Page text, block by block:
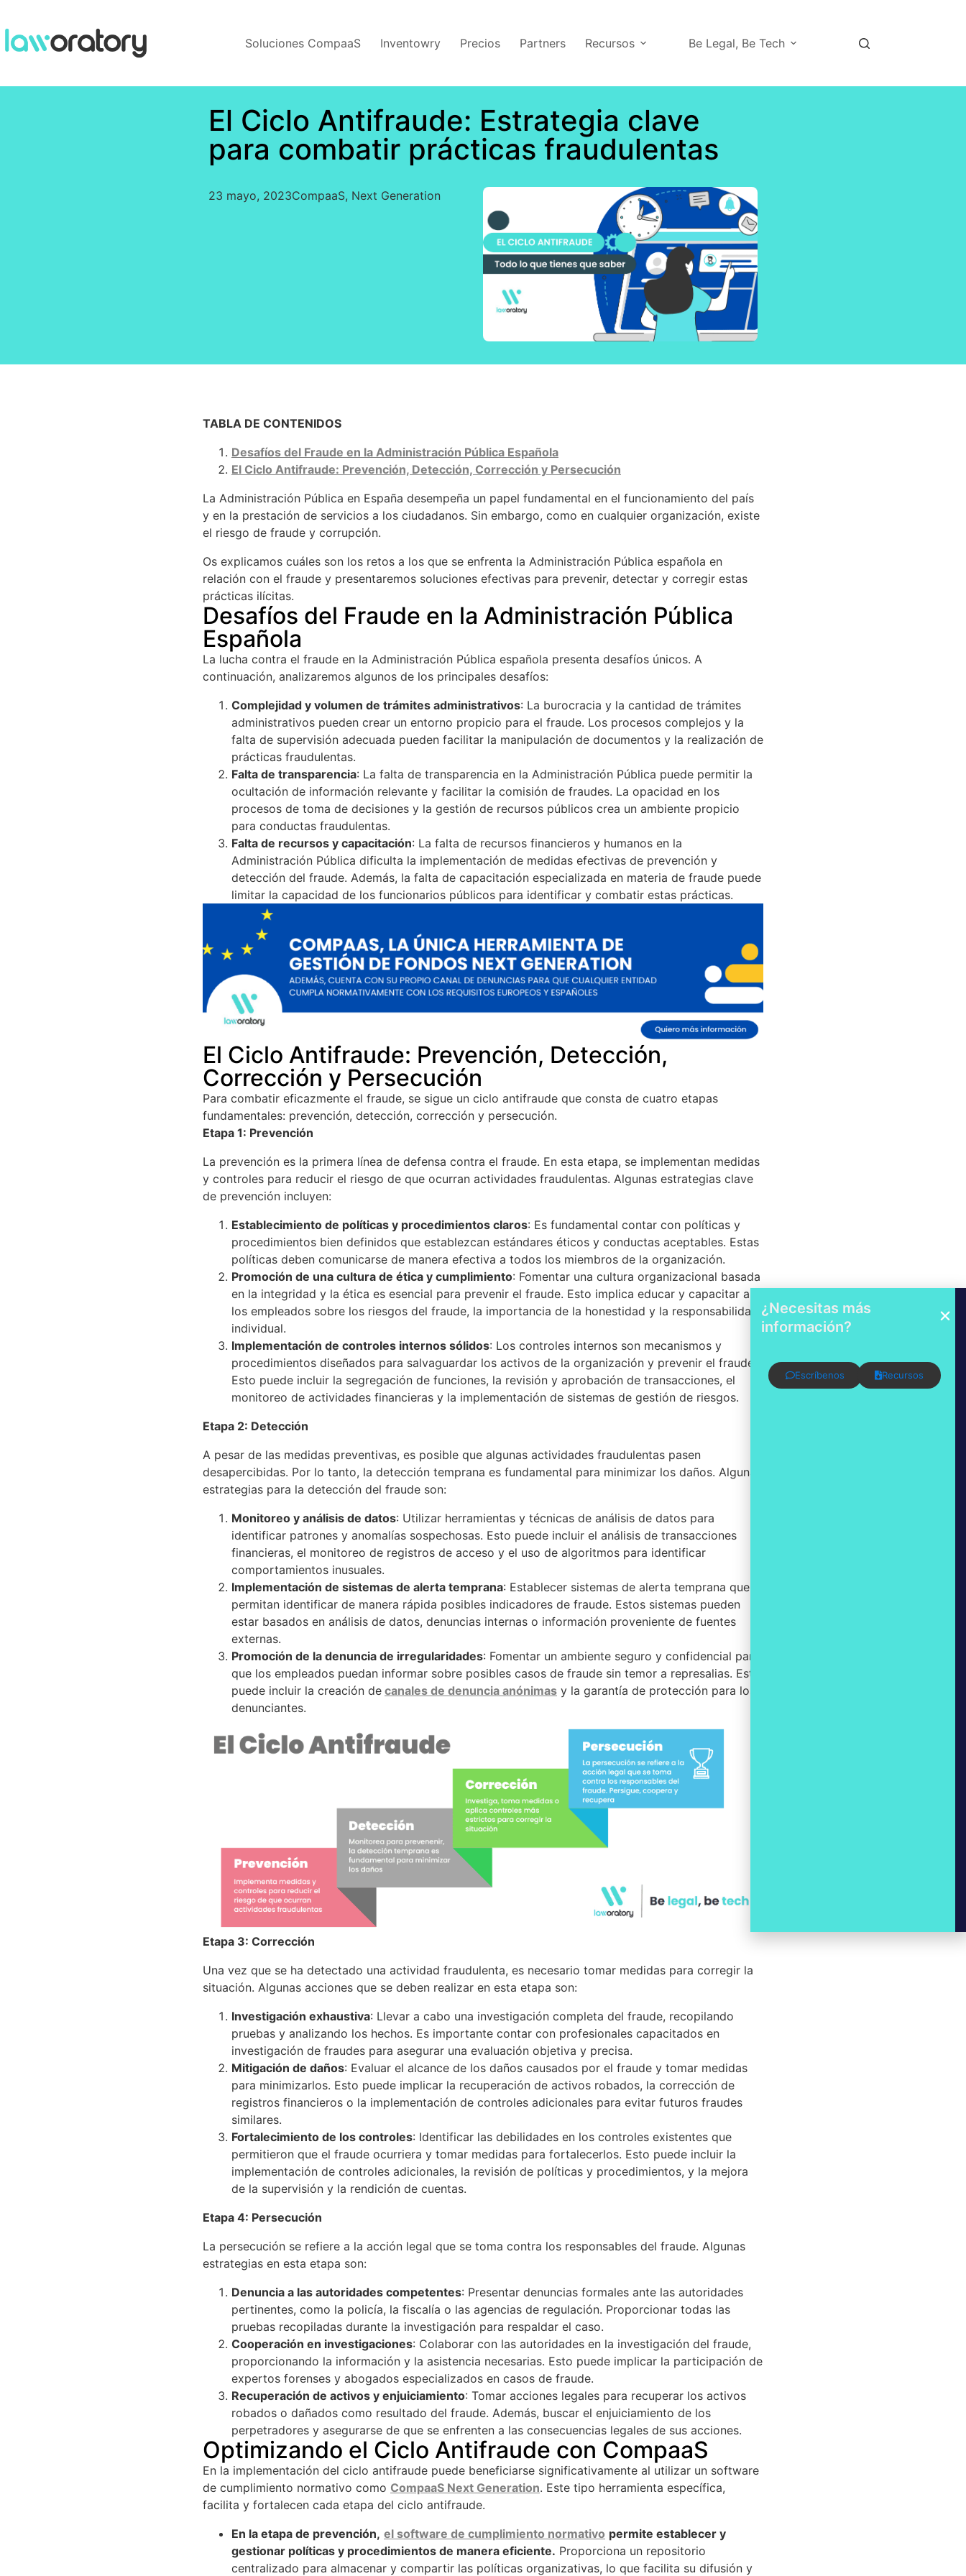
Soluciones CompaaS Inventowry Precios Partners Recursos Be Legal, Be Tech
El Ciclo Antifraude: Estrategia clave
para combatir prácticas fraudulentas
23 mayo, 2023CompaaS, Next Generation
TABLA DE CONTENIDOS
Desafíos del Fraude en la Administración Pública Española
El Ciclo Antifraude: Prevención, Detección, Corrección y Persecución
La Administración Pública en España desempeña un papel fundamental en el funcionamiento del país
y en la prestación de servicios a los ciudadanos. Sin embargo, como en cualquier organización, existe
el riesgo de fraude y corrupción.
Os explicamos cuáles son los retos a los que se enfrenta la Administración Pública española en
relación con el fraude y presentaremos soluciones efectivas para prevenir, detectar y corregir estas
prácticas ilícitas.
Desafíos del Fraude en la Administración Pública
Española
La lucha contra el fraude en la Administración Pública española presenta desafíos únicos. A
continuación, analizaremos algunos de los principales desafíos:
Complejidad y volumen de trámites administrativos: La burocracia y la cantidad de trámites
administrativos pueden crear un entorno propicio para el fraude. Los procesos complejos y la
falta de supervisión adecuada pueden facilitar la manipulación de documentos y la realización de
prácticas fraudulentas.
Falta de transparencia: La falta de transparencia en la Administración Pública puede permitir la
ocultación de información relevante y facilitar la comisión de fraudes. La opacidad en los
procesos de toma de decisiones y la gestión de recursos públicos crea un ambiente propicio
para conductas fraudulentas.
Falta de recursos y capacitación: La falta de recursos financieros y humanos en la
Administración Pública dificulta la implementación de medidas efectivas de prevención y
detección del fraude. Además, la falta de capacitación especializada en materia de fraude puede
limitar la capacidad de los funcionarios públicos para identificar y combatir estas prácticas.
El Ciclo Antifraude: Prevención, Detección,
Corrección y Persecución
Para combatir eficazmente el fraude, se sigue un ciclo antifraude que consta de cuatro etapas
fundamentales: prevención, detección, corrección y persecución.
Etapa 1: Prevención
La prevención es la primera línea de defensa contra el fraude. En esta etapa, se implementan medidas
y controles para reducir el riesgo de que ocurran actividades fraudulentas. Algunas estrategias clave
de prevención incluyen:
Establecimiento de políticas y procedimientos claros: Es fundamental contar con políticas y
procedimientos bien definidos que establezcan estándares éticos y conductas aceptables. Estas
políticas deben comunicarse de manera efectiva a todos los miembros de la organización.
Promoción de una cultura de ética y cumplimiento: Fomentar una cultura organizacional basada
en la integridad y la ética es esencial para prevenir el fraude. Esto implica educar y capacitar a
los empleados sobre los riesgos del fraude, la importancia de la honestidad y la responsabilidad
individual.
Implementación de controles internos sólidos: Los controles internos son mecanismos y
procedimientos diseñados para salvaguardar los activos de la organización y prevenir el fraude.
Esto puede incluir la segregación de funciones, la revisión y aprobación de transacciones, el
monitoreo de actividades financieras y la implementación de sistemas de gestión de riesgos.
Etapa 2: Detección
A pesar de las medidas preventivas, es posible que algunas actividades fraudulentas pasen
desapercibidas. Por lo tanto, la detección temprana es fundamental para minimizar los daños. Algunas
estrategias para la detección del fraude son:
Monitoreo y análisis de datos: Utilizar herramientas y técnicas de análisis de datos para
identificar patrones y anomalías sospechosas. Esto puede incluir el análisis de transacciones
financieras, el monitoreo de registros de acceso y el uso de algoritmos para identificar
comportamientos inusuales.
Implementación de sistemas de alerta temprana: Establecer sistemas de alerta temprana que
permitan identificar de manera rápida posibles indicadores de fraude. Estos sistemas pueden
estar basados en análisis de datos, denuncias internas o información proveniente de fuentes
externas.
Promoción de la denuncia de irregularidades: Fomentar un ambiente seguro y confidencial para
que los empleados puedan informar sobre posibles casos de fraude sin temor a represalias. Esto
puede incluir la creación de canales de denuncia anónimas y la garantía de protección para los
denunciantes.
Etapa 3: Corrección
Una vez que se ha detectado una actividad fraudulenta, es necesario tomar medidas para corregir la
situación. Algunas acciones que se deben realizar en esta etapa son:
Investigación exhaustiva: Llevar a cabo una investigación completa del fraude, recopilando
pruebas y analizando los hechos. Es importante contar con profesionales capacitados en
investigación de fraudes para asegurar una evaluación objetiva y precisa.
Mitigación de daños: Evaluar el alcance de los daños causados por el fraude y tomar medidas
para minimizarlos. Esto puede implicar la recuperación de activos robados, la corrección de
registros financieros o la implementación de controles adicionales para evitar futuros fraudes
similares.
Fortalecimiento de los controles: Identificar las debilidades en los controles existentes que
permitieron que el fraude ocurriera y tomar medidas para fortalecerlos. Esto puede incluir la
implementación de controles adicionales, la revisión de políticas y procedimientos, y la mejora
de la supervisión y la rendición de cuentas.
Etapa 4: Persecución
La persecución se refiere a la acción legal que se toma contra los responsables del fraude. Algunas
estrategias en esta etapa son:
Denuncia a las autoridades competentes: Presentar denuncias formales ante las autoridades
pertinentes, como la policía, la fiscalía o las agencias de regulación. Proporcionar todas las
pruebas recopiladas durante la investigación para respaldar el caso.
Cooperación en investigaciones: Colaborar con las autoridades en la investigación del fraude,
proporcionando la información y la asistencia necesarias. Esto puede implicar la participación de
expertos forenses y abogados especializados en casos de fraude.
Recuperación de activos y enjuiciamiento: Tomar acciones legales para recuperar los activos
robados o dañados como resultado del fraude. Además, buscar el enjuiciamiento de los
perpetradores y asegurarse de que se enfrenten a las consecuencias legales de sus acciones.
Optimizando el Ciclo Antifraude con CompaaS
En la implementación del ciclo antifraude puede beneficiarse significativamente al utilizar un software
de cumplimiento normativo como CompaaS Next Generation. Este tipo herramienta específica,
facilita y fortalecen cada etapa del ciclo antifraude.
En la etapa de prevención, el software de cumplimiento normativo permite establecer y
gestionar políticas y procedimientos de manera eficiente. Proporciona un repositorio
centralizado para almacenar y compartir las políticas organizativas, lo que facilita su difusión y
¿Necesitas más
información?
Escríbenos Recursos